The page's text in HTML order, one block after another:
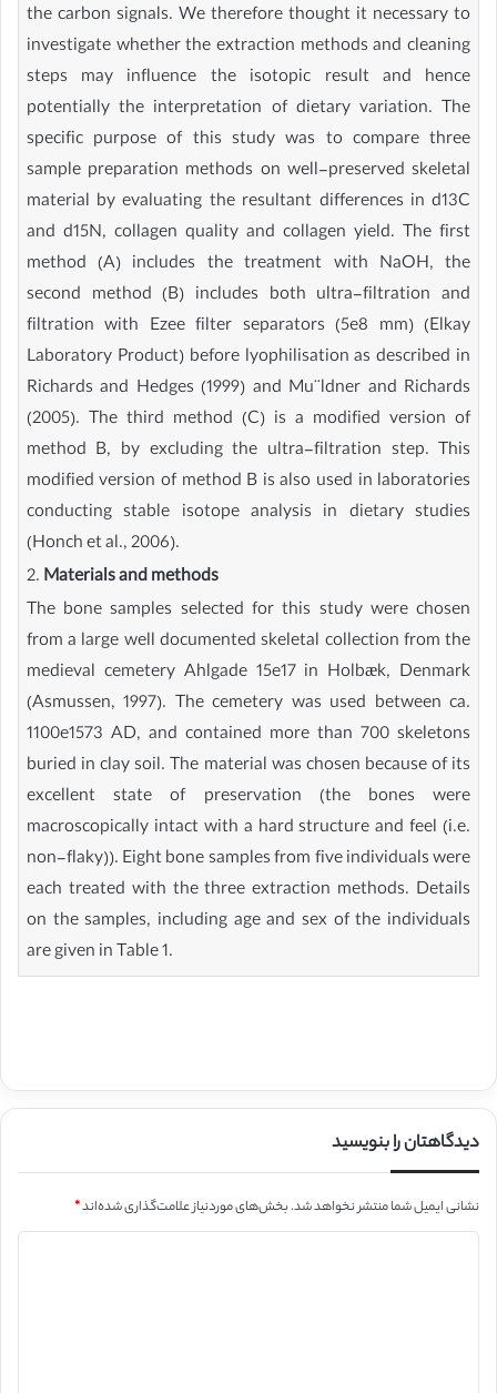
the carbon signals. We therefore thought it necessary to
investigate whether the extraction methods and cleaning
steps may influence the isotopic result and hence
potentially the interpretation of dietary variation. The
specific purpose of this study was to compare three
sample preparation methods on well-preserved skeletal
material by evaluating the resultant differences in d13C
and d15N, collagen quality and collagen yield. The first
method (A) includes the treatment with NaOH, the
second method (B) includes both ultra-filtration and
filtration with Ezee filter separators (5e8 mm) (Elkay
Laboratory Product) before lyophilisation as described in
Richards and Hedges (1999) and Mu¨ldner and Richards
(2005). The third method (C) is a modified version of
method B, by excluding the ultra-filtration step. This
modified version of method B is also used in laboratories
conducting stable isotope analysis in dietary studies
(Honch et al., 2006).
2. Materials and methods
The bone samples selected for this study were chosen
from a large well documented skeletal collection from the
medieval cemetery Ahlgade 15e17 in Holbæk, Denmark
(Asmussen, 1997). The cemetery was used between ca.
1100e1573 AD, and contained more than 700 skeletons
buried in clay soil. The material was chosen because of its
excellent state of preservation (the bones were
macroscopically intact with a hard structure and feel (i.e.
non-flaky)). Eight bone samples from five individuals were
each treated with the three extraction methods. Details
on the samples, including age and sex of the individuals
are given in Table 1.
دیدگاهتان را بنویسید
نشانی ایمیل شما منتشر نخواهد شد.بخش‌های موردنیاز علامت‌گذاری شده‌اند*